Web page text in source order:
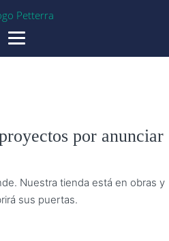
por anunciar
Nuestra tienda está en obras y
sus puertas.